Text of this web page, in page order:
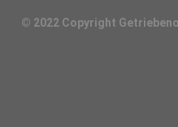
© 2022 Copyright